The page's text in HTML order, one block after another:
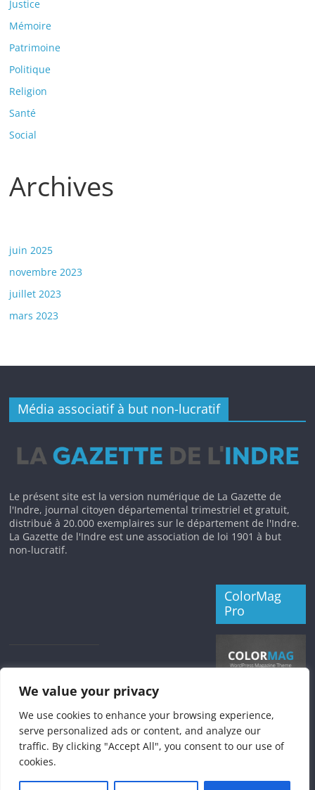
We value your privacy
We use cookies to enhance your browsing experience,
serve personalized ads or content, and analyze our
traffic. By clicking "Accept All", you consent to our use of
cookies.
Justice
Mémoire
Patrimoine
Politique
Religion
Santé
Social
Archives
juin 2025
novembre 2023
juillet 2023
mars 2023
Média associatif à but non-lucratif
Le présent site est la version numérique de La Gazette de
l'Indre, journal citoyen départemental trimestriel et gratuit,
distribué à 20.000 exemplaires sur le département de l'Indre.
La Gazette de l'Indre est une association de loi 1901 à but
non-lucratif.
ColorMag
Pro
Copyright © 2026
ThemeColorMagpar ThemeGrill. Propulsé parWordPress